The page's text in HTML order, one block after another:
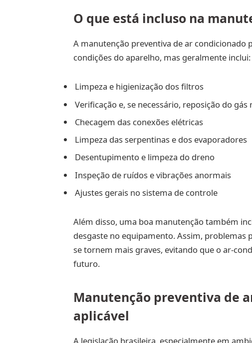
O que está incluso na
A manutenção preventiva de ar condicionado
condições do aparelho, mas geralmente inclui:
Limpeza e higienização dos filtros
Verificação e, se necessário, reposição do
Checagem das conexões elétricas
Limpeza das serpentinas e dos evaporadores
Desentupimento e limpeza do dreno
Inspeção de ruídos e vibrações anormais
Ajustes gerais no sistema de controle
Além disso, uma boa manutenção também
desgaste no equipamento. Assim,
se tornem mais graves, evitando que o ar-
futuro.
Manutenção preventiva de
aplicável